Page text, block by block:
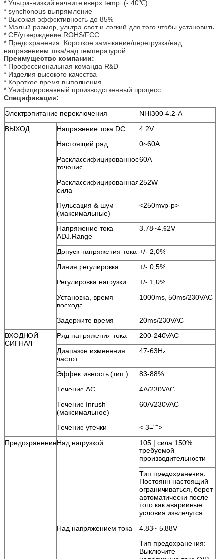
* Ультра-низкий начните вверх temp. (- 40℃)
* synchonous выпрямление
* Высокая эффективность до 85%
* Малый размер, ультра-свет и легкий для того чтобы установить
* CE/утверждение ROHS/FCC
* Предохранения: Короткое замыкание/перегрузка/над
напряжением тока/над температурой
Преимущество компании:
* Профессиональная команда R&D
* Изделия высокого качества
* Короткое время выполнения
* Унифицированный производственный процесс
Спецификации:
Электропитание переключения
NHI300-4.2-A
ВЫХОД
Напряжение тока DC
4.2V
Настоящий ряд
0~60A
Расклассифицированное
течение
60A
Расклассифицированная
сила
252W
Пульсация & шум
(максимальные)
<250mvp-p>
Напряжение тока
ADJ.Range
3.78~4.62V
Допуск напряжения тока +/- 2,0%
Линия регулировка
+/- 0,5%
Регулировка нагрузки
+/- 1,0%
Установка, время
восхода
1000ms, 50ms/230VAC
Задержите время
20ms/230VAC
ВХОДНОЙ
СИГНАЛ
Ряд напряжения тока
200-240VAC
Диапазон изменения
частот
47-63Hz
Эффективность (тип.)
83-88%
Течение AC
4A/230VAC
Течение Inrush
(максимальное)
60A/230VAC
Течение утечки
< 3="">
ПредохранениеНад нагрузкой
105 | сила 150%
требуемой
производительности
Тип предохранения:
Постоянн настоящий
ограничиваться, берет
автоматически после
того как аварийные
условия извлечутся
Над напряжением тока
4,83~ 5.88V
Тип предохранения:
Выключите